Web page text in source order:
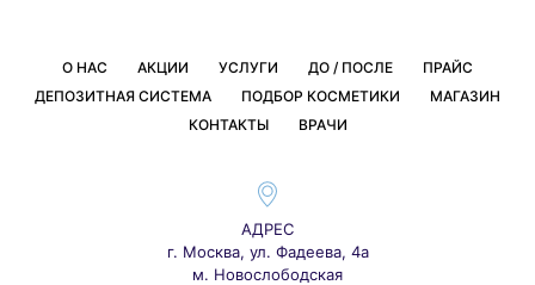
О НАС АКЦИИ УСЛУГИ ДО / ПОСЛЕ
ПРАЙС
ДЕПОЗИТНАЯ СИСТЕМА
ПОДБОР КОСМЕТИКИ
МАГАЗИН
КОНТАКТЫ
ВРАЧИ
АДРЕС
г. Москва, ул. Фадеева, 4а
м. Новослободская